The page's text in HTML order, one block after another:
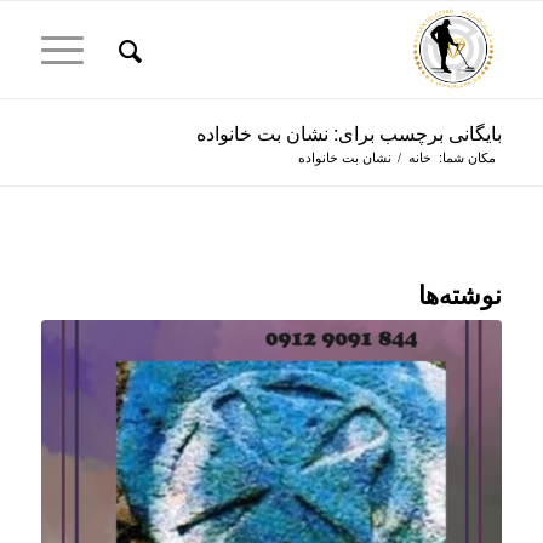
بایگانی برچسب برای: نشان بت خانواده
مکان شما: خانه / نشان بت خانواده
نوشته‌ها